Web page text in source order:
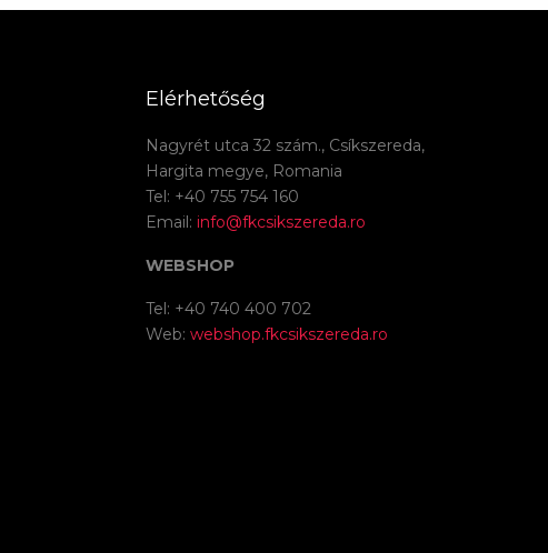
Elérhetőség
Nagyrét utca 32 szám., Csíkszereda,
Hargita megye, Romania
Tel: +40 755 754 160
Email: info@fkcsikszereda.ro
WEBSHOP
Tel: +40 740 400 702
Web: webshop.fkcsikszereda.ro